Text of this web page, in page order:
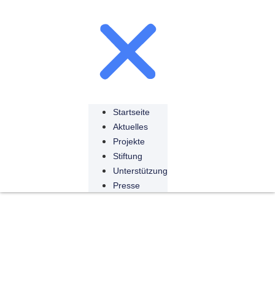
Startseite
Aktuelles
Projekte
Stiftung
Unterstützung
Presse